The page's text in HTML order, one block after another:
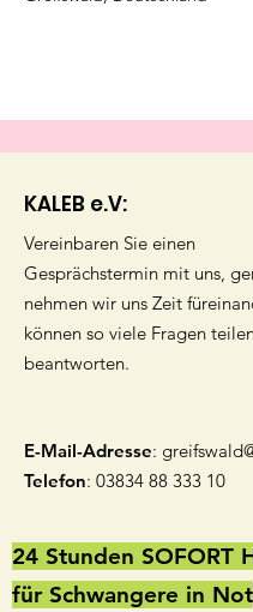
KALEB e.V:
Vereinbaren Sie einen
Gesprächstermin mit uns,
nehmen wir uns Zeit
können so viele Fragen
beantworten.
E-Mail-Adresse:
Telefon: 03834 88 333 10
24 Stunden SOFORT
für Schwangere in Not